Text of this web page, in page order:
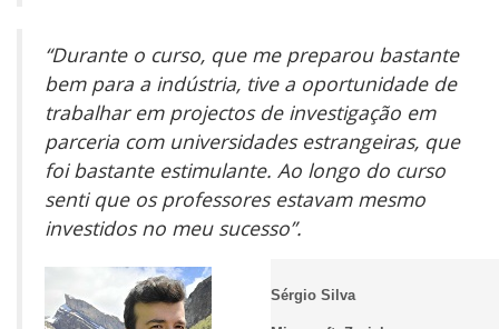
“Durante o curso, que me preparou bastante
bem para a indústria, tive a oportunidade de
trabalhar em projectos de investigação em
parceria com universidades estrangeiras, que
foi bastante estimulante. Ao longo do curso
senti que os professores estavam mesmo
investidos no meu sucesso”.
Sérgio Silva